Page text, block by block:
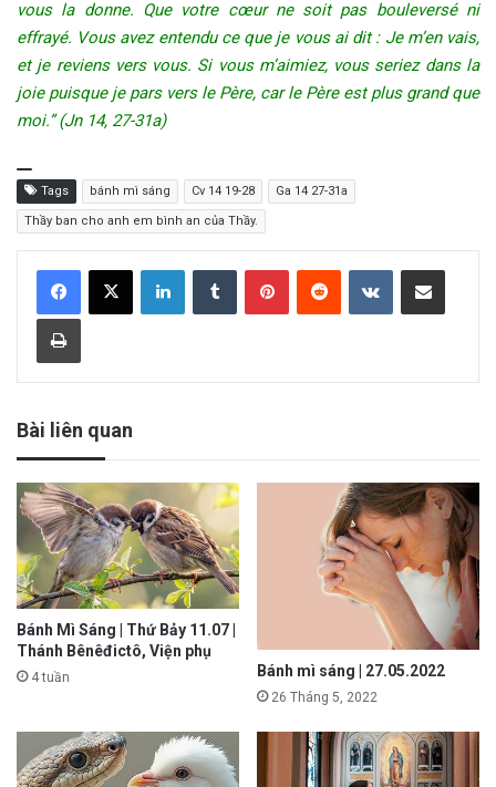
vous la donne. Que votre cœur ne soit pas bouleversé ni
effrayé. Vous avez entendu ce que je vous ai dit : Je m’en vais,
et je reviens vers vous. Si vous m’aimiez, vous seriez dans la
joie puisque je pars vers le Père, car le Père est plus grand que
moi.” (Jn 14, 27-31a)
Tags bánh mì sáng Cv 14 19-28 Ga 14 27-31a
Thầy ban cho anh em bình an của Thầy.
Bài liên quan
Bánh Mì Sáng | Thứ Bảy 11.07 |
Thánh Bênêđictô, Viện phụ
4 tuần Bánh mì sáng | 27.05.2022
26 Tháng 5, 2022